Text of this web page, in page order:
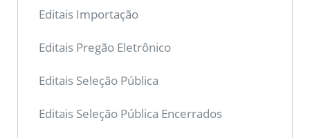
Editais Importação
Editais Pregão Eletrônico
Editais Seleção Pública
Editais Seleção Pública Encerrados